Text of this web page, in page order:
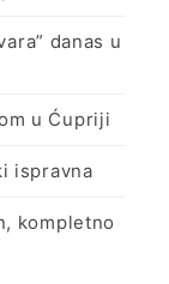
danas u
u Ćupriji
ispravna
kompletno